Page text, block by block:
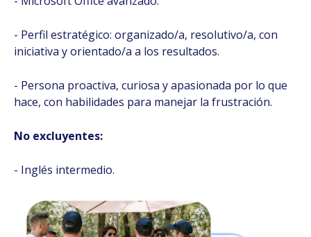
- Perfil estratégico: organizado/a, resolutivo/a, con
iniciativa y orientado/a a los resultados.
- Persona proactiva, curiosa y apasionada por lo que
hace, con habilidades para manejar la frustración.
No excluyentes:
- Inglés intermedio.